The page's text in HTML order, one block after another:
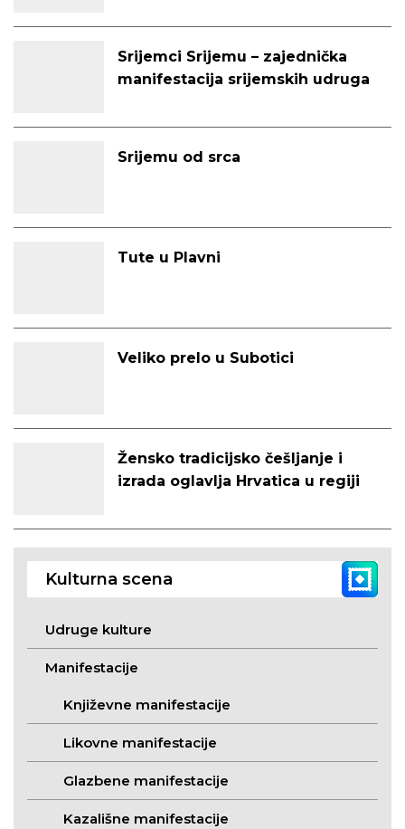
Srijemci Srijemu – zajednička
manifestacija srijemskih udruga
Srijemu od srca
Tute u Plavni
Veliko prelo u Subotici
Žensko tradicijsko češljanje i
izrada oglavlja Hrvatica u regiji
Kulturna scena
Udruge kulture
Manifestacije
Književne manifestacije
Likovne manifestacije
Glazbene manifestacije
Kazališne manifestacije